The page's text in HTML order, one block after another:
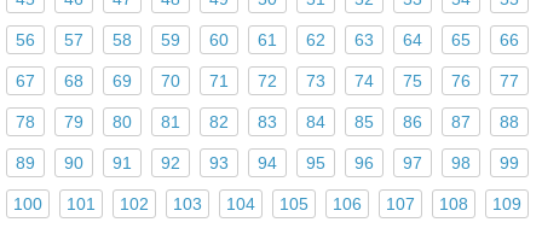
56 57 58 59 60 61 62 63 64 65 66
67 68 69 70 71 72 73 74 75 76 77
78 79 80 81 82 83 84 85 86 87 88
89 90 91 92 93 94 95 96 97 98 99
100 101 102 103 104 105 106 107 108 109